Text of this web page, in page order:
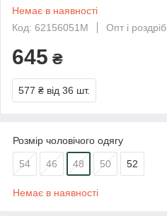
Немає в наявності
Код: 62156051M
Опт і роздріб
645 ₴
577 ₴ від 36 шт.
Розмір чоловічого одягу
54 46 48 50 52
Немає в наявності